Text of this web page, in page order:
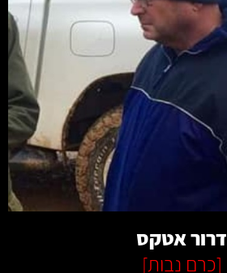
קרא עוד
דרור אטקס
[כרם נבות]